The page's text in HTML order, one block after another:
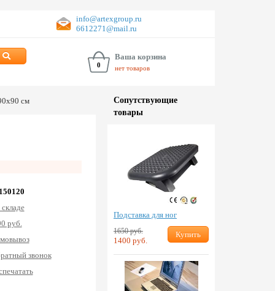
info@artexgroup.ru
6612271@mail.ru
0
Ваша корзина
нет товаров
см
руб.
звонок
Сопут­ствую­щие
товары
Подставка для ног
1650 руб.
1400 руб.
Купить